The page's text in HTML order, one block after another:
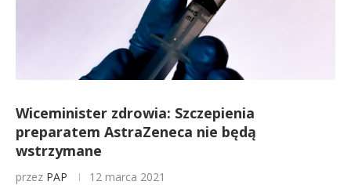
Wiceminister zdrowia: Szczepienia
preparatem AstraZeneca nie będą
wstrzymane
przez PAP 12 marca 2021